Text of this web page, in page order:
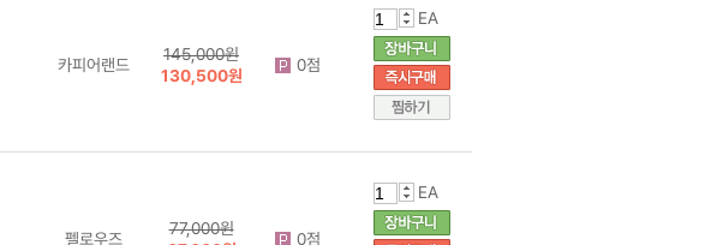
카피어랜드
145,000원
130,500원
0점
EA
펠로우즈
77,000원
0점
EA